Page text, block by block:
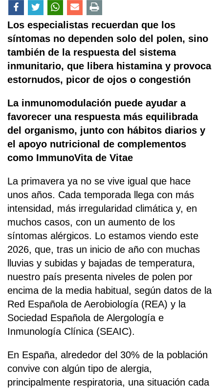
Los especialistas recuerdan que los
síntomas no dependen solo del polen, sino
también de la respuesta del sistema
inmunitario, que libera histamina y provoca
estornudos, picor de ojos o congestión
La inmunomodulación puede ayudar a
favorecer una respuesta más equilibrada
del organismo, junto con hábitos diarios y
el apoyo nutricional de complementos
como ImmunoVita de Vitae
La primavera ya no se vive igual que hace
unos años. Cada temporada llega con más
intensidad, más irregularidad climática y, en
muchos casos, con un aumento de los
síntomas alérgicos. Lo estamos viendo este
2026, que, tras un inicio de año con muchas
lluvias y subidas y bajadas de temperatura,
nuestro país presenta niveles de polen por
encima de la media habitual, según datos de la
Red Española de Aerobiología (REA) y la
Sociedad Española de Alergología e
Inmunología Clínica (SEAIC).
En España, alrededor del 30% de la población
convive con algún tipo de alergia,
principalmente respiratoria, una situación cada